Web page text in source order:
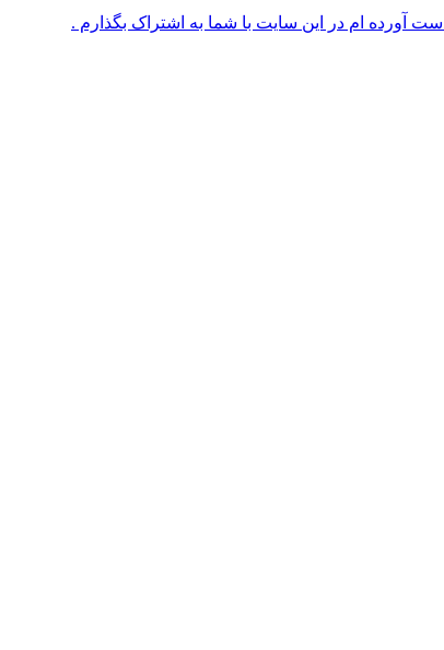
آورده ام در این سایت با شما به اشتراک بگذارم .